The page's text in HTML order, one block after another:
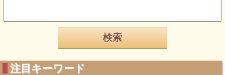
注目キーワード